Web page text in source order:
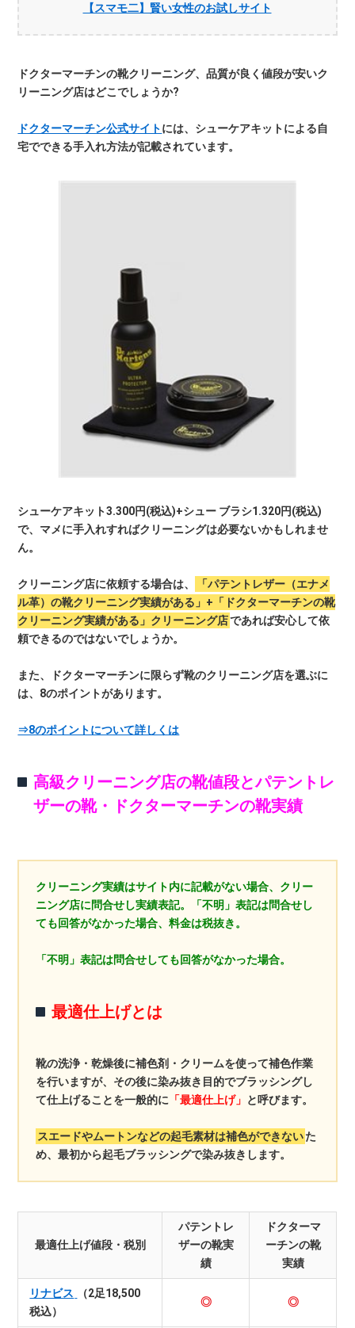
【スマモ二】賢い女性のお試しサイト
ドクターマーチンの靴クリーニング、品質が良く値段が安いク
リーニング店はどこでしょうか?
ドクターマーチン公式サイトには、シューケアキットによる自
宅でできる手入れ方法が記載されています。
シューケアキット3.300円(税込)+シュー ブラシ1.320円(税込)
で、マメに手入れすればクリーニングは必要ないかもしれませ
ん。
クリーニング店に依頼する場合は、
「パテントレザー（エナメ
ル革）の靴クリーニング実績がある」+「ドクターマーチンの靴
クリーニング実績がある」クリーニング店であれば安心して依
頼できるのではないでしょうか。
また、ドクターマーチンに限らず靴のクリーニング店を選ぶに
は、8のポイントがあります。
⇒8のポイントについて詳しくは
高級クリーニング店の靴値段とパテントレ
ザーの靴・ドクターマーチンの靴実績
クリーニング実績はサイト内に記載がない場合、クリー
ニング店に問合せし実績表記。「不明」表記は問合せし
ても回答がなかった場合、料金は税抜き。
「不明」表記は問合せしても回答がなかった場合。
最適仕上げとは
靴の洗浄・乾燥後に補色剤・クリームを使って補色作業
を行いますが、その後に染み抜き目的でブラッシングし
て仕上げることを一般的に 「最適仕上げ」 と呼びます。
スエードやムートンなどの起毛素材は補色ができないた
め、最初から起毛ブラッシングで染み抜きします。
最適仕上げ値段・税別
パテントレ
ザーの靴実
績
ドクターマ
ーチンの靴
実績
リナビス
（2足18,500
税込）
◎ ◎